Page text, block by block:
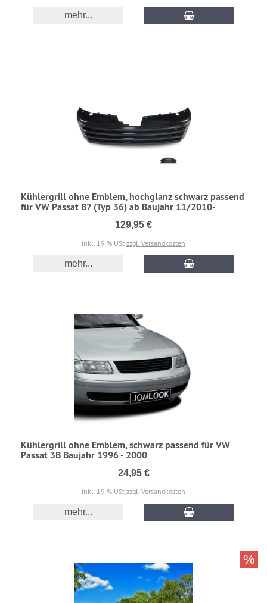
mehr...
Kühlergrill ohne Emblem, hochglanz schwarz passend
für VW Passat B7 (Typ 36) ab Baujahr 11/2010-
129,95 €
inkl. 19 % USt zzgl. Versandkosten
mehr...
Kühlergrill ohne Emblem, schwarz passend für VW
Passat 3B Baujahr 1996 - 2000
24,95 €
inkl. 19 % USt zzgl. Versandkosten
mehr...
%